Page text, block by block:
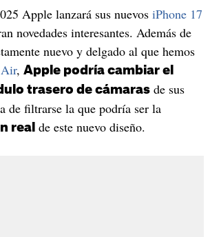
Apple lanzará sus nuevos iPhone 17
novedades interesantes. Además de
nuevo y delgado al que hemos
, Apple podría cambiar el
trasero de cámarasde sus
de filtrarse la que podría ser la
real de este nuevo diseño.